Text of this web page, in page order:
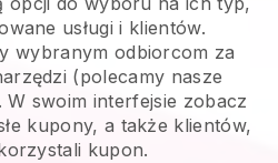
usługi i klientów.
wybranym odbiorcom za
(polecamy nasze
W swoim interfejsie zobacz
kupony, a także klientów,
kupon.